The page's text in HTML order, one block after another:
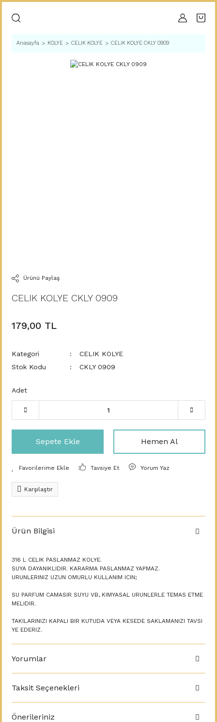
Anasayfa KOLYE CELIK KOLYE CELIK KOLYE CKLY 0909
Ürünü Paylaş
CELIK KOLYE CKLY 0909
179,00 TL
Kategori
CELIK KOLYE
Stok Kodu
CKLY 0909
Adet
Sepete Ekle Hemen Al
Tavsiye Et Yorum Yaz
Karşılaştır
Ürün Bilgisi
316 L CELIK PASLANMAZ KOLYE.
SUYA DAYANIKLIDIR. KARARMA PASLANMAZ YAPMAZ.
URUNLERINIZ UZUN OMURLU KULLANIM ICIN;
SU PARFUM CAMASIR SUYU VB, KIMYASAL URUNLERLE TEMAS ETME
MELIDIR.
TAKILARINIZI KAPALI BIR KUTUDA VEYA KESEDE SAKLAMANIZI TAVSI
YE EDERIZ.
Yorumlar
Taksit Seçenekleri
Önerileriniz